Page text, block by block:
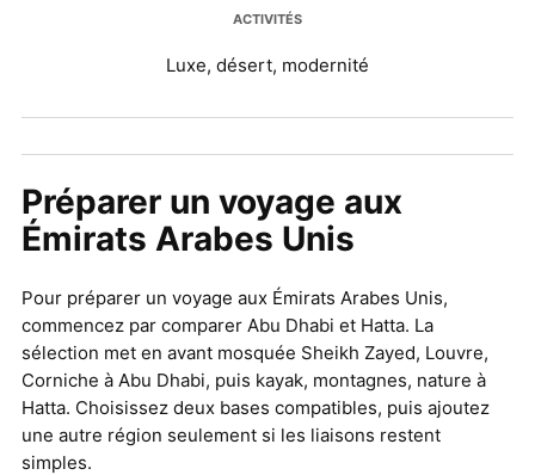
ACTIVITÉS
Luxe, désert, modernité
Préparer un voyage aux
Émirats Arabes Unis
Pour préparer un voyage aux Émirats Arabes Unis,
commencez par comparer Abu Dhabi et Hatta. La
sélection met en avant mosquée Sheikh Zayed, Louvre,
Corniche à Abu Dhabi, puis kayak, montagnes, nature à
Hatta. Choisissez deux bases compatibles, puis ajoutez
une autre région seulement si les liaisons restent
simples.